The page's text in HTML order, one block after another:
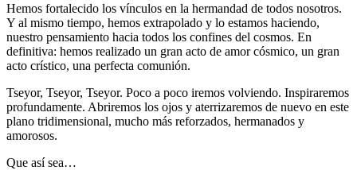
Hemos fortalecido los vínculos en la hermandad de todos nosotros.
Y al mismo tiempo, hemos extrapolado y lo estamos haciendo,
nuestro pensamiento hacia todos los confines del cosmos. En
definitiva: hemos realizado un gran acto de amor cósmico, un gran
acto crístico, una perfecta comunión.
Tseyor, Tseyor, Tseyor. Poco a poco iremos volviendo. Inspiraremos
profundamente. Abriremos los ojos y aterrizaremos de nuevo en este
plano tridimensional, mucho más reforzados, hermanados y
amorosos.
Que así sea…